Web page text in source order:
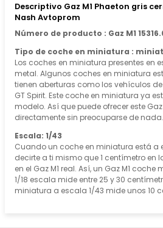
Descriptivo Gaz M1 Phaeton gris
Nash Avtoprom
Número de producto : Gaz M1
Tipo de coche en miniatura :
Los coches en miniatura presentes en
metal. Algunos coches en miniatura
tienen aberturas como los vehículos
GT Spirit. Este coche en miniatura ya
modelo. Así que puede ofrecer este
directamente sin preocuparse de nada.
Escala: 1/43
Cuando un coche en miniatura está a
decirte a ti mismo que 1 centímetro en
en el Gaz M1 real. Así, un Gaz M1
1/18 escala mide entre 25 y 30
miniatura a escala 1/43 mide unos 10